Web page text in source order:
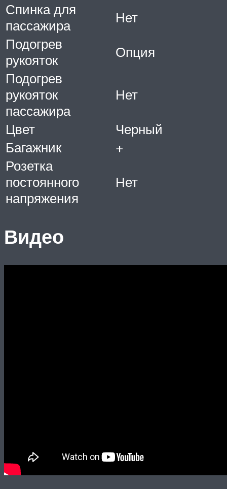
Спинка для
пассажира
Нет
Подогрев
рукояток
Опция
Подогрев
рукояток
пассажира
Нет
Цвет
Черный
Багажник
+
Розетка
постоянного
напряжения
Нет
Видео